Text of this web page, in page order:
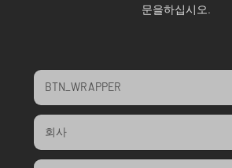
문을하십시오.
BTN_WRAPPER
회사